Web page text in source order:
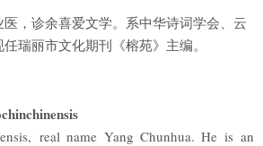
，诊余喜爱文学。系中华诗词学会、云
瑞丽市文化期刊《榕苑》主编。
real name Yang Chunhua. He is an